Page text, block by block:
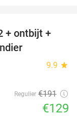
32%
+ ontbijt +
9.9 star
Regulier €191
€129